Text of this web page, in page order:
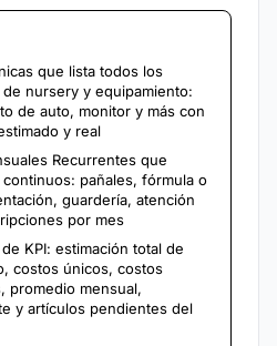
que lista todos los
nursery y equipamiento:
de auto, monitor y más con
y real
Recurrentes que
pañales, fórmula o
guardería, atención
por mes
KPI: estimación total de
costos únicos, costos
promedio mensual,
y artículos pendientes del